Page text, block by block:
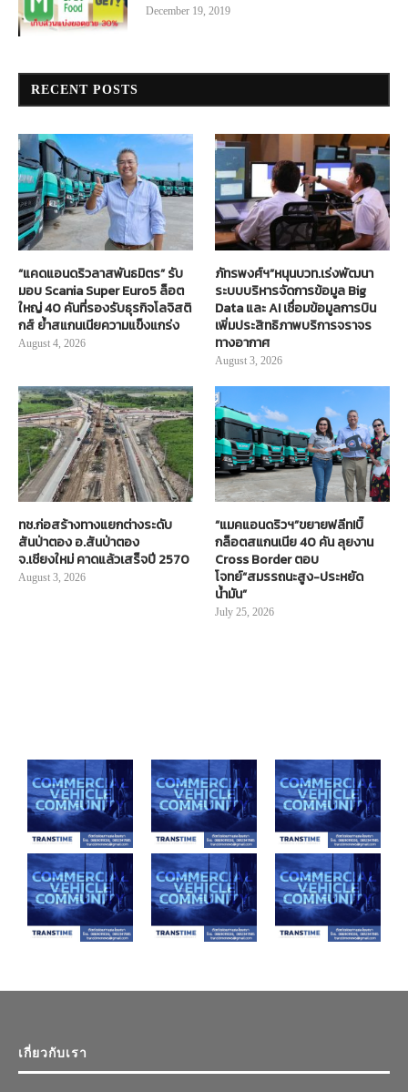
December 19, 2019
RECENT POSTS
“แคดแอนดริวลาสพันธมิตร” รับ
มอบ Scania Super Euro5 ล็อต
ใหญ่ 40 คันที่รองรับธุรกิจโลจิสติ
กส์ ย้ำสแกนเนียความแข็งแกร่ง
August 4, 2026
ภัทรพงศ์ฯ”หนุนบวท.เร่งพัฒนา
ระบบบริหารจัดการข้อมูล Big
Data และ AI เชื่อมข้อมูลการบิน
เพิ่มประสิทธิภาพบริการจราจร
ทางอากาศ
August 3, 2026
ทช.ก่อสร้างทางแยกต่างระดับ
สันป่าตอง อ.สันป่าตอง
จ.เชียงใหม่ คาดแล้วเสร็จปี 2570
August 3, 2026
“แมคแอนดริวฯ”ขยายฟลีท!บิ๊
กล็อตสแกนเนีย 40 คัน ลุยงาน
Cross Border ตอบ
โจทย์“สมรรถนะสูง-ประหยัด
น้ำมัน”
July 25, 2026
เกี่ยวกับเรา